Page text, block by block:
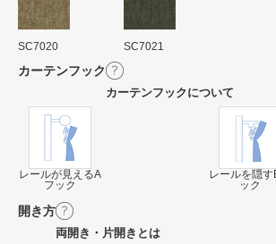
SC7020 SC7021
カーテンフック
カーテンフックについて
レールが見えるA
フック
レールを隠す
ック
開き方
両開き・片開きとは